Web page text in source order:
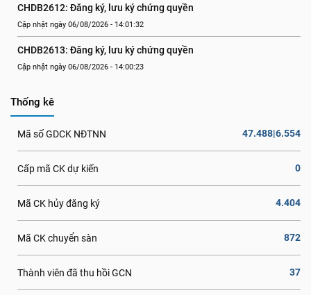
CHDB2612: Đăng ký, lưu ký chứng quyền
Cập nhật ngày 06/08/2026 - 14:01:32
CHDB2613: Đăng ký, lưu ký chứng quyền
Cập nhật ngày 06/08/2026 - 14:00:23
Thống kê
Mã số GDCK NĐTNN 47.488|6.554
Cấp mã CK dự kiến 0
Mã CK hủy đăng ký 4.404
Mã CK chuyển sàn 872
Thành viên đã thu hồi GCN 37